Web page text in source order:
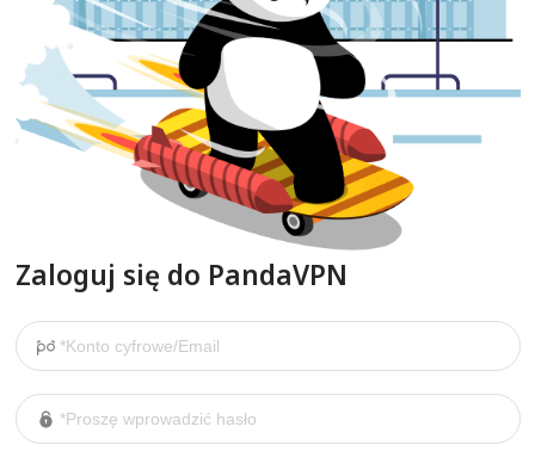
Zaloguj się do PandaVPN